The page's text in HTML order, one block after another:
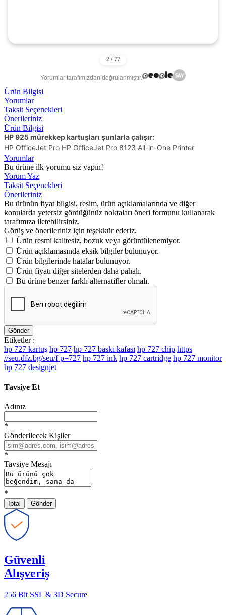
Yorumlar tarafımızdan doğrulanmıştır.
Ürün Bilgisi
Yorumlar
Taksit Seçenekleri
Önerileriniz
Ürün Bilgisi
HP 925 mürekkep kartuşları şunlarla çalışır:
HP OfficeJet Pro HP OfficeJet Pro 8123 All-in-One Printer
Yorumlar
Bu ürüne ilk yorumu siz yapın!
Yorum Yaz
Taksit Seçenekleri
Önerileriniz
Bu ürünün fiyat bilgisi, resim, ürün açıklamalarında ve diğer
konularda yetersiz gördüğünüz noktaları öneri formunu kullanarak
tarafımıza iletebilirsiniz.
Görüş ve önerileriniz için teşekkür ederiz.
Ürün resmi kalitesiz, bozuk veya görüntülenemiyor.
Ürün açıklamasında eksik bilgiler bulunuyor.
Ürün bilgilerinde hatalar bulunuyor.
Ürün fiyatı diğer sitelerden daha pahalı.
Bu ürüne benzer farklı alternatifler olmalı.
Gönder
Etiketler :
hp 727 kartuş hp 727 hp 727 baskı kafası hp 727 chip https
//seu.dfz.bg/seu/f p=727 hp 727 ink hp 727 cartridge hp 727 monitor
hp 727 designjet
Tavsiye Et
Adınız
*
Gönderilecek Kişiler
*
Tavsiye Mesajı
*
İptal Gönder
Güvenli
Alışveriş
256 Bit SSL & 3D Secure